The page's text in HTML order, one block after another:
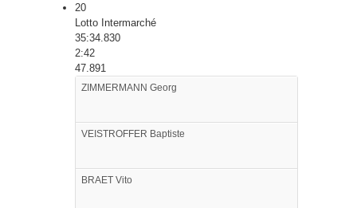
20
Lotto Intermarché
35:34.830
2:42
47.891
ZIMMERMANN Georg
VEISTROFFER Baptiste
BRAET Vito